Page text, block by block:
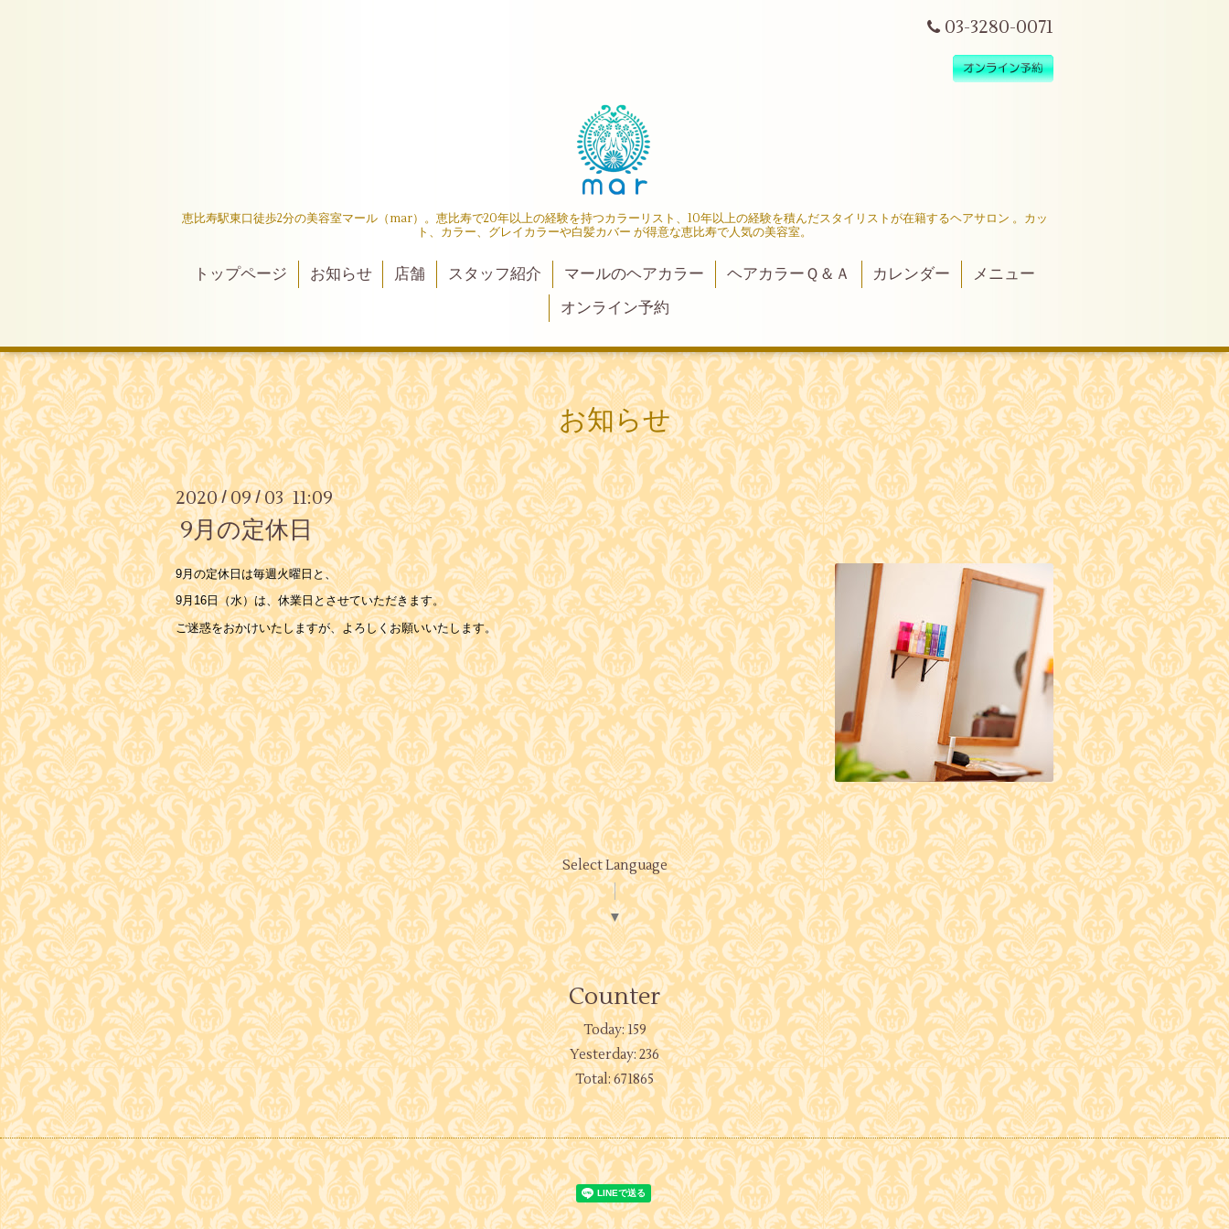
03-3280-0071
恵比寿駅東口徒歩2分の美容室マール（mar）。恵比寿で20年以上の経験を持つカラーリスト、10年以上の経験を積んだスタイリストが在籍するヘアサロン 。カッ
ト、カラー、グレイカラーや白髪カバー が得意な恵比寿で人気の美容室。
トップページ お知らせ 店舗 スタッフ紹介 マールのヘアカラー ヘアカラーＱ＆Ａ カレンダー
メニュー
オンライン予約
お知らせ
2020/09/03 11:09
9月の定休日
9月の定休日は毎週火曜日と、
9月16日（水）は、休業日とさせていただきます。
ご迷惑をおかけいたしますが、よろしくお願いいたします。
Select Language
▼
Counter
Today:159
Yesterday:236
Total:671865